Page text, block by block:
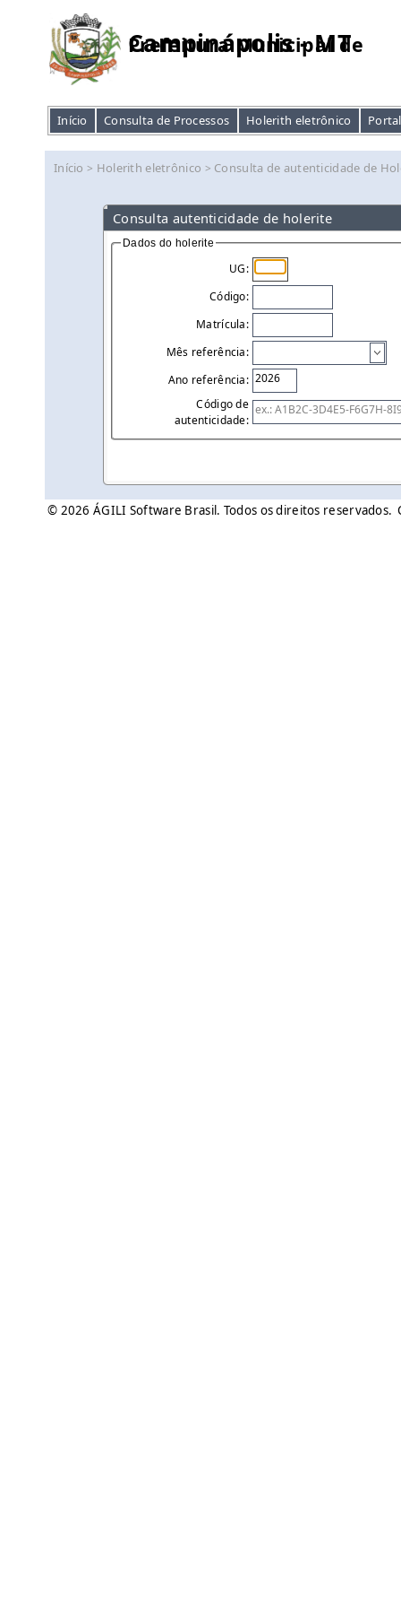
Prefeitura Municipal de
Campinápolis - MT
Início Consulta de Processos Holerith eletrônico
Início > Holerith eletrônico > Consulta de autenticidade de
Consulta autenticidade de holerite
Dados do holerite
UG:
Código:
Matrícula:
Mês referência:
Ano referência:
Código de
autenticidade:
© 2026 ÁGILI Software Brasil. Todos os direitos reservados.